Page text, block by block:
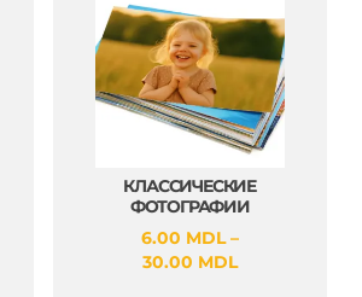
КЛАССИЧЕСКИЕ
ФОТОГРАФИИ
6.00 MDL –
30.00 MDLДиапазон